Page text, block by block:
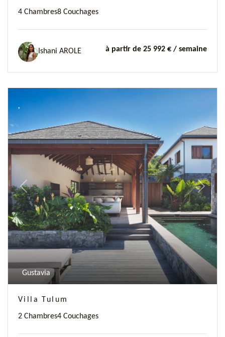
4 Chambres8 Couchages
Ishani AROLE à partir de 25 992 € / semaine
Previous Next
Gustavia
Villa Tulum
2 Chambres4 Couchages